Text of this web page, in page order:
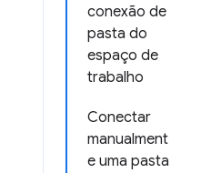
conexão de
pasta do
espaço de
trabalho
Conectar
manualment
e uma pasta